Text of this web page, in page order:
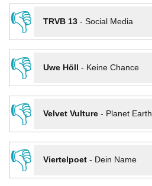
👎
TRVB 13- Social Media
👎
Uwe Höll - Keine Chance
👎
Velvet Vulture- Planet Earth
👎
Viertelpoet- Dein Name